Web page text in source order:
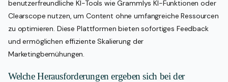
benutzerfreundliche KI-Tools wie Grammlys KI-Funktionen oder
Clearscope nutzen, um Content ohne umfangreiche Ressourcen
zu optimieren. Diese Plattformen bieten sofortiges Feedback
und ermöglichen effiziente Skalierung der
Marketingbemühungen.
Welche Herausforderungen ergeben sich bei der